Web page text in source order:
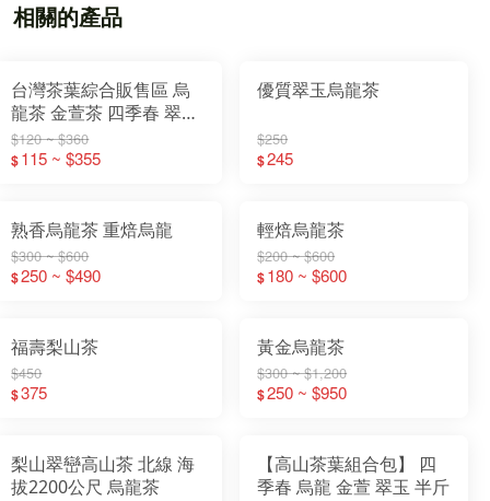
相關的產品
台灣茶葉綜合販售區 烏
龍茶 金萱茶 四季春 翠玉
茶 綠茶 紅茶
$120 ~ $360
$115 ~ $355
優質翠玉烏龍茶
$250
$245
熟香烏龍茶 重焙烏龍
$300 ~ $600
$250 ~ $490
輕焙烏龍茶
$200 ~ $600
$180 ~ $600
福壽梨山茶
$450
$375
黃金烏龍茶
$300 ~ $1,200
$250 ~ $950
梨山翠巒高山茶 北線 海
拔2200公尺 烏龍茶
【高山茶葉組合包】 四
季春 烏龍 金萱 翠玉 半斤